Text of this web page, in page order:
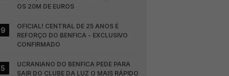
OS 20M DE EUROS
OFICIAL! CENTRAL DE 25 ANOS É
REFORÇO DO BENFICA - EXCLUSIVO
CONFIRMADO
UCRANIANO DO BENFICA PEDE PARA
SAIR DO CLUBE DA LUZ O MAIS RÁPIDO